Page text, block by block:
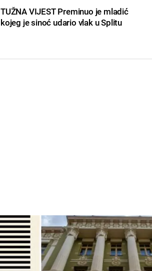
TUŽNA VIJEST Preminuo je mladić
kojeg je sinoć udario vlak u Splitu